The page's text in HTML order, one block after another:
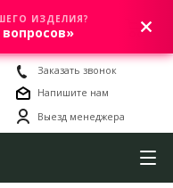
0
Заказать звонок
Напишите нам
Выезд менеджера
ИЗДЕЛИЯ?